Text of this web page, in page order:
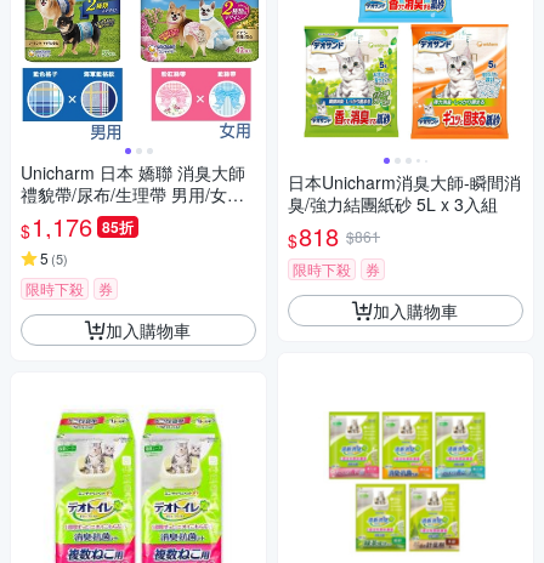
Unicharm 日本 嬌聯 消臭大師
禮貌帶/尿布/生理帶 男用/女用
4包
$1,176 85折
5 (5)
限時下殺 券
加入購物車
日本Unicharm消臭大師-瞬間消
臭/強力結團紙砂 5L x 3入組
$818 $861
限時下殺
券
加入購物車